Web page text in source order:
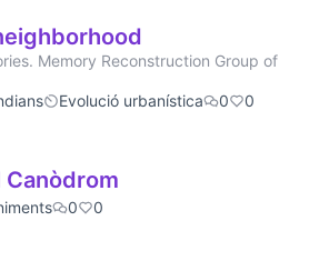
Memory Reconstruction Group of
Evolució urbanística 0 0
0 0